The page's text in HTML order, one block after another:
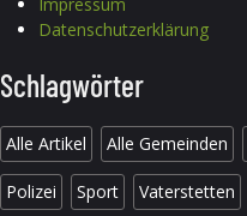
Datenschutzerklärung
Schlagwörter
Alle Artikel Alle Gemeinden
Polizei Sport Vaterstetten